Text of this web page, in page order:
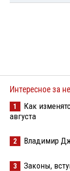
Интересное за
1
Как
августа
2 Владимир
3 Законы,